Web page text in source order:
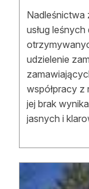
Nadleśnictwa
usług
udzielenie
współpracy
jej brak
jasnych i